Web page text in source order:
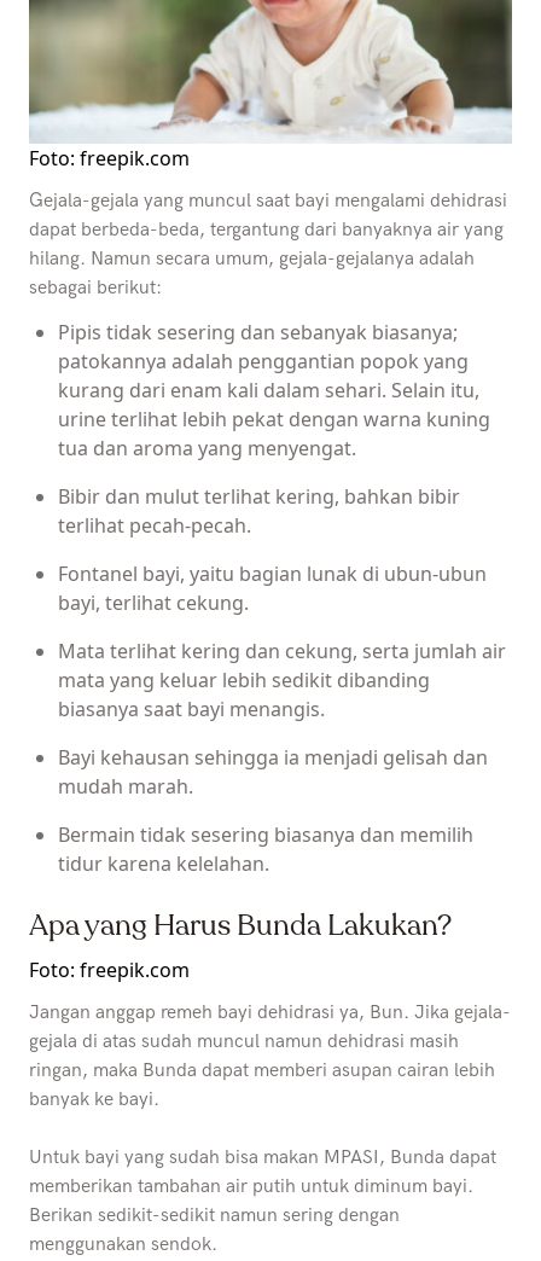
Foto: freepik.com
Gejala-gejala yang muncul saat bayi mengalami dehidrasi
dapat berbeda-beda, tergantung dari banyaknya air yang
hilang. Namun secara umum, gejala-gejalanya adalah
sebagai berikut:
Pipis tidak sesering dan sebanyak biasanya;
patokannya adalah penggantian popok yang
kurang dari enam kali dalam sehari. Selain itu,
urine terlihat lebih pekat dengan warna kuning
tua dan aroma yang menyengat.
Bibir dan mulut terlihat kering, bahkan bibir
terlihat pecah-pecah.
Fontanel bayi, yaitu bagian lunak di ubun-ubun
bayi, terlihat cekung.
Mata terlihat kering dan cekung, serta jumlah air
mata yang keluar lebih sedikit dibanding
biasanya saat bayi menangis.
Bayi kehausan sehingga ia menjadi gelisah dan
mudah marah.
Bermain tidak sesering biasanya dan memilih
tidur karena kelelahan.
Apa yang Harus Bunda Lakukan?
Foto: freepik.com
Jangan anggap remeh bayi dehidrasi ya, Bun. Jika gejala-
gejala di atas sudah muncul namun dehidrasi masih
ringan, maka Bunda dapat memberi asupan cairan lebih
banyak ke bayi.
Untuk bayi yang sudah bisa makan MPASI, Bunda dapat
memberikan tambahan air putih untuk diminum bayi.
Berikan sedikit-sedikit namun sering dengan
menggunakan sendok.